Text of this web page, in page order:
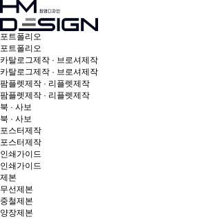
포트폴리오
포트폴리오
카탈로그제작 · 브로셔제작
카탈로그제작 · 브로셔제작
팜플렛제작 · 리플렛제작
팜플렛제작 · 리플렛제작
북 · 사보
북 · 사보
포스터제작
포스터제작
인쇄가이드
인쇄가이드
제본
무선제본
중철제본
양장제본